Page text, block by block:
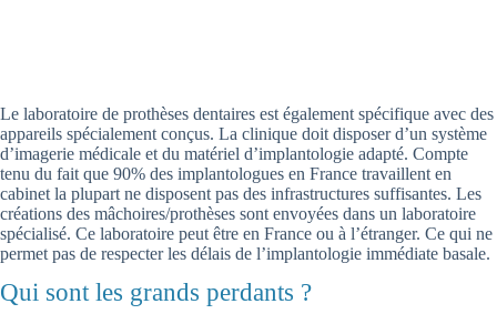
Le laboratoire de prothèses dentaires est également spécifique avec des
appareils spécialement conçus. La clinique doit disposer d’un système
d’imagerie médicale et du matériel d’implantologie adapté. Compte
tenu du fait que 90% des implantologues en France travaillent en
cabinet la plupart ne disposent pas des infrastructures suffisantes. Les
créations des mâchoires/prothèses sont envoyées dans un laboratoire
spécialisé. Ce laboratoire peut être en France ou à l’étranger. Ce qui ne
permet pas de respecter les délais de l’implantologie immédiate basale.
Qui sont les grands perdants ?